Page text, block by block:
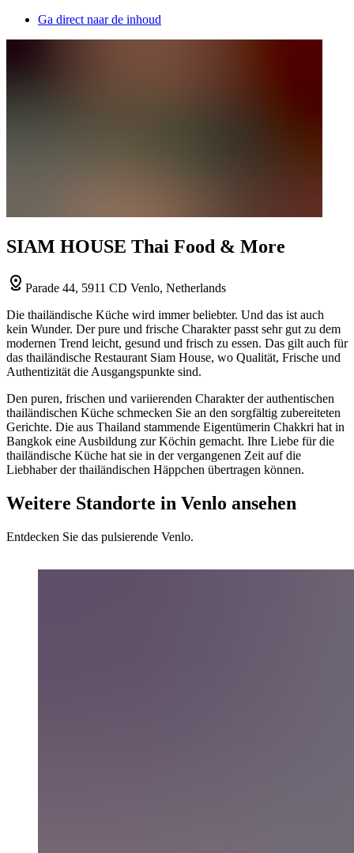
Ga direct naar de inhoud
SIAM HOUSE Thai Food & More
Parade 44, 5911 CD Venlo, Netherlands
Die thailändische Küche wird immer beliebter. Und das ist auch
kein Wunder. Der pure und frische Charakter passt sehr gut zu dem
modernen Trend leicht, gesund und frisch zu essen. Das gilt auch für
das thailändische Restaurant Siam House, wo Qualität, Frische und
Authentizität die Ausgangspunkte sind.
Den puren, frischen und variierenden Charakter der authentischen
thailändischen Küche schmecken Sie an den sorgfältig zubereiteten
Gerichte. Die aus Thailand stammende Eigentümerin Chakkri hat in
Bangkok eine Ausbildung zur Köchin gemacht. Ihre Liebe für die
thailändische Küche hat sie in der vergangenen Zeit auf die
Liebhaber der thailändischen Häppchen übertragen können.
Weitere Standorte in Venlo ansehen
Entdecken Sie das pulsierende Venlo.